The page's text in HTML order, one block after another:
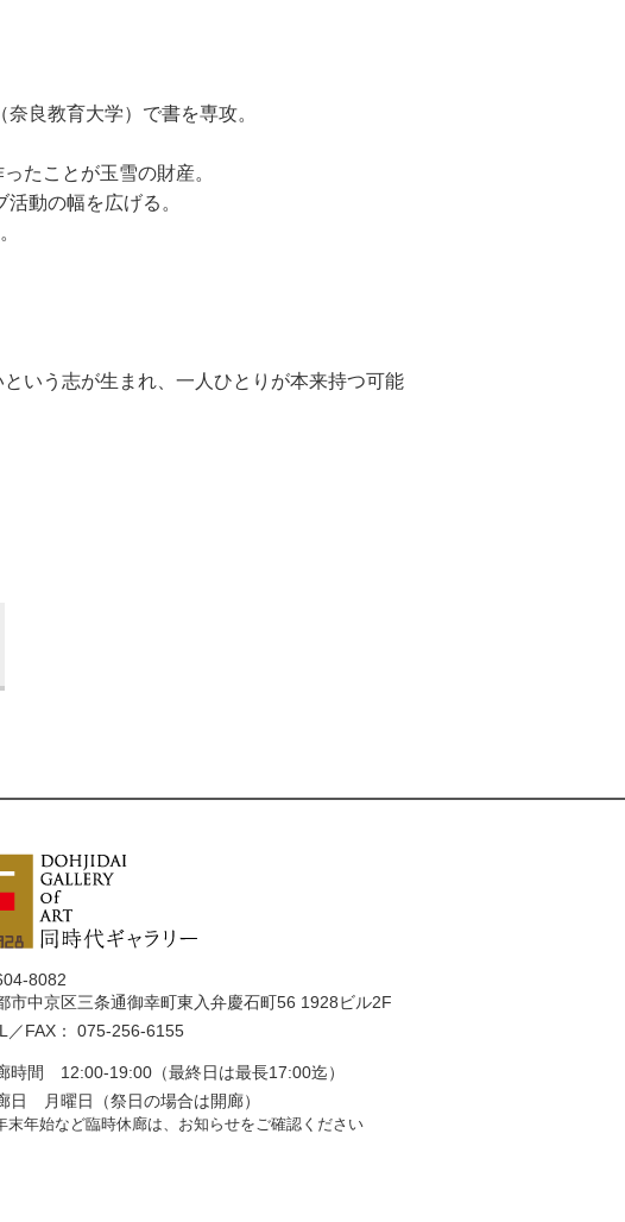
良教育大学）で書を専攻。
たことが玉雪の財産。
動の幅を広げる。
いう志が生まれ、一人ひとりが本来持つ可能
8082
市中京区三条通御幸町東入弁慶石町56 1928ビル2F
／FAX： 075-256-6155
時間 12:00-19:00（最終日は最長17:00迄）
日 月曜日（祭日の場合は開廊）
末年始など臨時休廊は、お知らせをご確認ください